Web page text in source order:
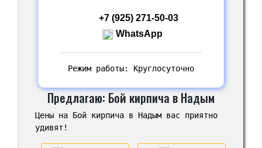
+7 (925) 271-50-03
WhatsApp
Режим работы: Круглосуточно
Предлагаю: Бой кирпича в Надым
Цены на Бой кирпича в Надым вас приятно
удивят!